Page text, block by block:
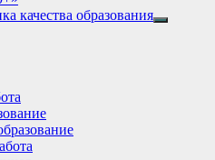
качества образования
Show